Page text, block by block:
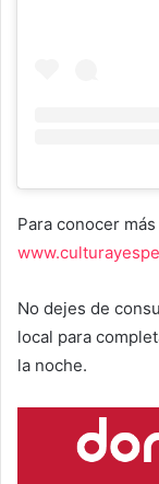
Para conocer
No dejes de
local para
la noche.